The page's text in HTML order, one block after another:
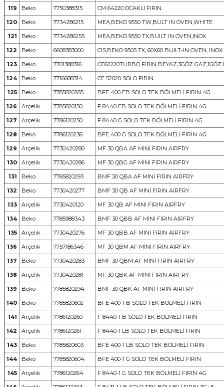
119
Beko 7750388315
CM 64220 OCAKLI FIRIN
120
Beko 7734286215
MEA,BEKO 9550 TW,BULT IN OVEN,WHITE
121
Beko 7734286255
MEA,BEKO 9550 TX,BUILT IN OVEN,INOX
122
Beko 6608383000
CIS,BEKO 9505 TX, 60X60 BUILT-IN OVEN, INOX
123
Beko 7701388316
CE62220TURBO FIRIN BEYAZ,3GÖZ
124
Beko 7716688314
CE 52020 SOLO FIRIN
125
Beko 7785820285
BFE 400 EB SOLO TEK BÖLMELİ FIRIN 4G
126
Arçelik 7785820150
F 8440 EB SOLO TEK BÖLMELİ FIRIN 4G
127
Arçelik 7786120250
F 8440 G SOLO TEK BÖLMELİ FIRIN 4G
128
Beko 7786120236
BFE 400 G SOLO TEK BÖLMELİ FIRIN 4G
129
Arçelik 7730420280
MF 30 QBA AF MİNİ FIRIN AIRFRY
130
Arçelik 7730420286
MF 30 QBG AF MİNİ FIRIN AIRFRY
131
Beko 7785820293
BMF 30 QBA AF MİNİ FIRIN AIRFRY
132
Beko 7730420277
BMF 30 QB AF MİNİ FIRIN AIRFRY
133
Arçelik 7730420120
MF 30 QB AF MİNİ FIRIN AIRFRY
134
Beko 7785988343
BMF 30 QBB AF MİNİ FIRIN AIRFRY
135
Arçelik 7730420276
MF 30 QBB AF MİNİ FIRIN AIRFRY
136
Arçelik 7757186346
MF 30 QBM AF MİNİ FIRIN AIRFRY
137
Beko 7730420283
BMF 30 QBM AF MİNİ FIRIN AIRFRY
138
Arçelik 7730420281
MF 30 QBK AF MİNİ FIRIN AIRFRY
139
Beko 7785820294
BMF 30 QBK AF MİNİ FIRIN AIRFRY
140
Beko 7785820602
BFE 400-1 B SOLO TEK BÖLMELİ FIRIN
141
Arçelik 7786120260
F 8440-1 B SOLO TEK BÖLMELİ FIRIN
142
Arçelik 7786120261
F 8440-1 LB SOLO TEK BÖLMELİ FIRIN
143
Beko 7785820603
BFE 400-1 LB SOLO TEK BÖLMELİ FIRIN
144
Beko 7785820604
BFE 400-1 G SOLO TEK BÖLMELİ FIRIN
145
Arçelik 7786120264
F 8440-1 G SOLO TEK BÖLMELİ FIRIN 4G